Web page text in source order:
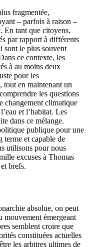
fragmentée,
– parfois à raison –
En tant que citoyens,
par rapport à différents
sont le plus souvent
ce contexte, les
à au moins deux
pour les
tout en maintenant un
les questions
changement climatique
et l’habitat. Les
dans ce mélange.
publique pour une
terme et capable de
utilisons pour nous
excuses à Thomas
brefs.
absolue, on peut
mouvement émergeant
semblent croire que
constituées actuelles
les arbitres ultimes de